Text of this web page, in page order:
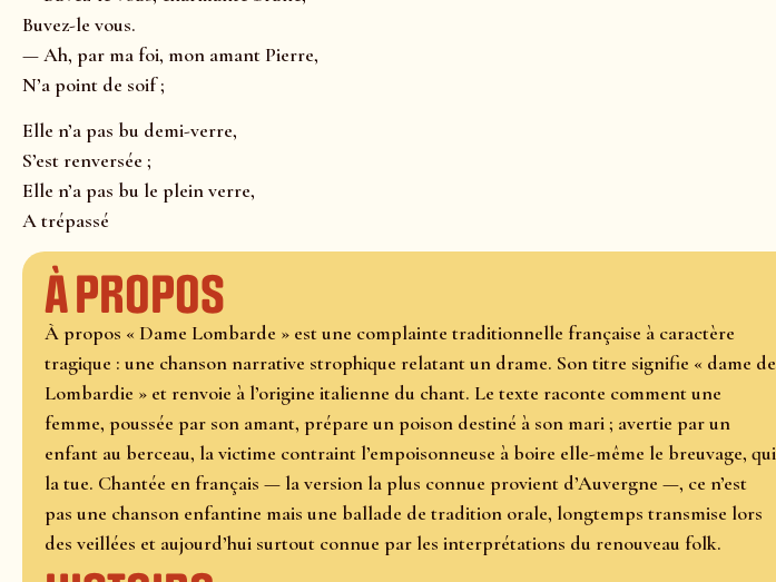
Buvez-le vous.
— Ah, par ma foi, mon amant Pierre,
N’a point de soif ;
Elle n’a pas bu demi-verre,
S’est renversée ;
Elle n’a pas bu le plein verre,
A trépassé
À propos
À propos « Dame Lombarde » est une complainte traditionnelle française à caractère
tragique : une chanson narrative strophique relatant un drame. Son titre signifie « dame de
Lombardie » et renvoie à l’origine italienne du chant. Le texte raconte comment une
femme, poussée par son amant, prépare un poison destiné à son mari ; avertie par un
enfant au berceau, la victime contraint l’empoisonneuse à boire elle-même le breuvage, qui
la tue. Chantée en français — la version la plus connue provient d’Auvergne —, ce n’est
pas une chanson enfantine mais une ballade de tradition orale, longtemps transmise lors
des veillées et aujourd’hui surtout connue par les interprétations du renouveau folk.